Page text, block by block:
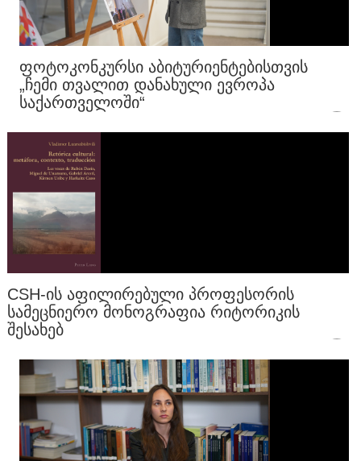
ᲤᲝᲢᲝᲙᲝᲜᲙᲣᲠᲡᲘ ᲐᲑᲘᲢᲣᲠᲘᲔᲜᲢᲔᲑᲘᲡᲗᲕᲘᲡ
„ᲩᲔᲛᲘ ᲗᲕᲐᲚᲘᲗ ᲓᲐᲜᲐᲮᲣᲚᲘ ᲔᲕᲠᲝᲞᲐ
ᲡᲐᲥᲐᲠᲗᲕᲔᲚᲝᲨᲘ“
CSH-ᲘᲡ ᲐᲤᲘᲚᲘᲠᲔᲑᲣᲚᲘ ᲞᲠᲝᲤᲔᲡᲝᲠᲘᲡ
ᲡᲐᲛᲔᲪᲜᲘᲔᲠᲝ ᲛᲝᲜᲝᲒᲠᲐᲤᲘᲐ ᲠᲘᲢᲝᲠᲘᲙᲘᲡ
ᲨᲔᲡᲐᲮᲔᲑ